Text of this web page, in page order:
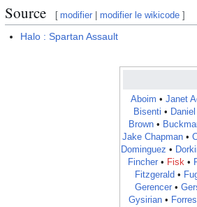
Source [ modifier |modifier le wikicode ]
Halo : Spartan Assault
Aboim • Janet
Bisenti •
Brown•
Jake Chapman•
Dominguez •
Fincher • Fisk •
Fitzgerald •
Gerencer•
Gysirian •